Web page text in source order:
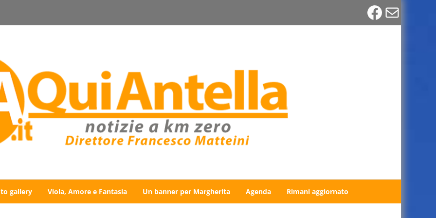
Email
gallery Viola, Amore e Fantasia Un banner per Margherita Agenda Rimani aggiornato